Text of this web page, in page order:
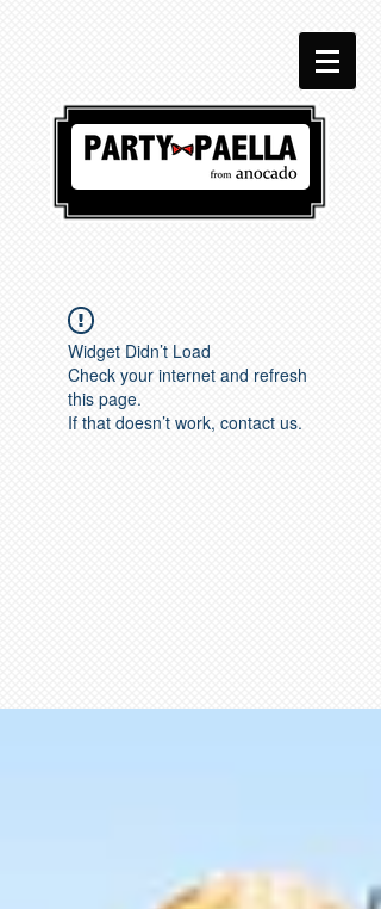
Widget Didn’t Load
Check your internet and refresh
this page.
If that doesn’t work, contact us.